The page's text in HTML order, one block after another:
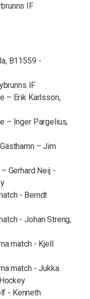
IF
B11559 -
IF
– Erik Karlsson,
– Inger Pargelius,
– Jim
Gerhard Neij -
- Berndt
- Johan Streng,
match - Kjell
match - Jukka
- Kenneth